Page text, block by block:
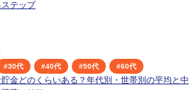
テップ
#30代 #40代 #50代 #60代
金どのくらいある？年代別・世帯別の平均と中